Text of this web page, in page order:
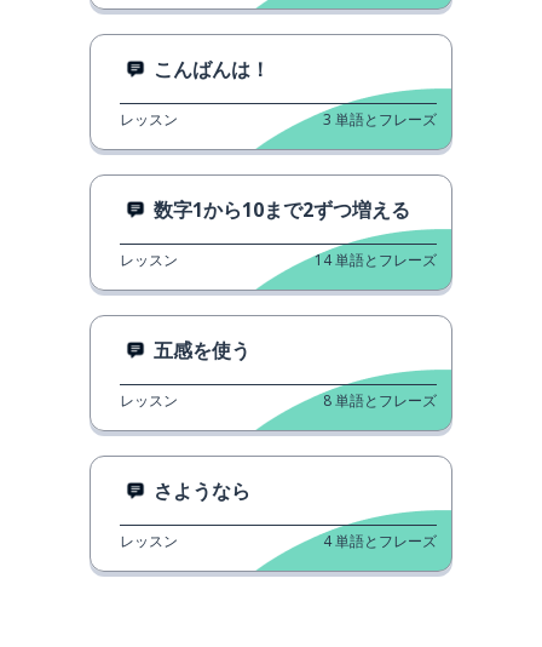
こんばんは！
レッスン 3 単語とフレーズ
数字1から10まで2ずつ増える
レッスン 14単語とフレーズ
五感を使う
レッスン 8単語とフレーズ
さようなら
レッスン 4単語とフレーズ